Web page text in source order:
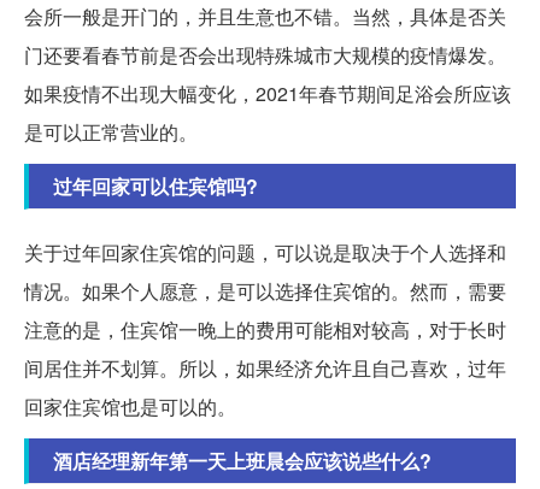
会所一般是开门的，并且生意也不错。当然，具体是否关
门还要看春节前是否会出现特殊城市大规模的疫情爆发。
如果疫情不出现大幅变化，2021年春节期间足浴会所应该
是可以正常营业的。
过年回家可以住宾馆吗?
关于过年回家住宾馆的问题，可以说是取决于个人选择和
情况。如果个人愿意，是可以选择住宾馆的。然而，需要
注意的是，住宾馆一晚上的费用可能相对较高，对于长时
间居住并不划算。所以，如果经济允许且自己喜欢，过年
回家住宾馆也是可以的。
酒店经理新年第一天上班晨会应该说些什么?